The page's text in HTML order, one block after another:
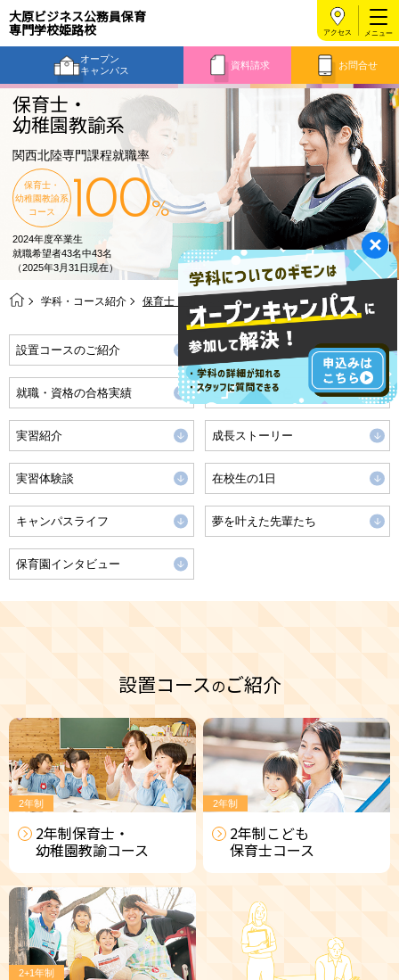
大原ビジネス公務員保育
専門学校姫路校
オープン
キャンパス
資料請求 お問合せ
アクセス
保育士・
幼稚園教諭系
関西北陸専門課程就職率
保育士・
幼稚園教諭系
コース
100%
2024年度卒業生
就職希望者43名中43名
（2025年3月31日現在）
学科・コース紹介 保育士・幼稚園教諭系
設置コースのご紹介 8つのポイント
就職・資格の合格実績 この学科の特色
実習紹介 成長ストーリー
実習体験談 在校生の1日
キャンパスライフ 夢を叶えた先輩たち
保育園インタビュー
設置コースのご紹介
2年制
2年制保育士・
幼稚園教諭コース
2年制
2年制こども
保育士コース
2+1年制